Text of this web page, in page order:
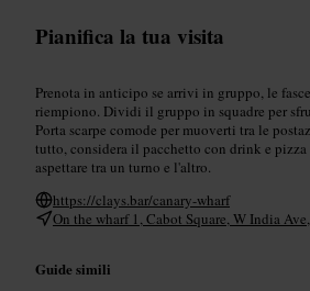
Pianifica la tua visita
Prenota in anticipo se arrivi in gruppo, le
riempiono. Dividi il gruppo in squadre per
Porta scarpe comode per muoverti tra le
tutto, considera il pacchetto con drink e
aspettare tra un turno e l'altro.
https://clays.bar/canary-wharf
On the wharf 1, Cabot Square, W India
Guide simili